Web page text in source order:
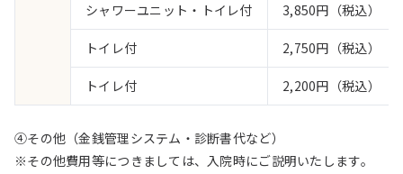
シャワーユニット・トイレ付 3,850円（税込）
トイレ付 2,750円（税込）
トイレ付 2,200円（税込）
④その他（金銭管理システム・診断書代など）
※その他費用等につきましては、入院時にご説明いたします。